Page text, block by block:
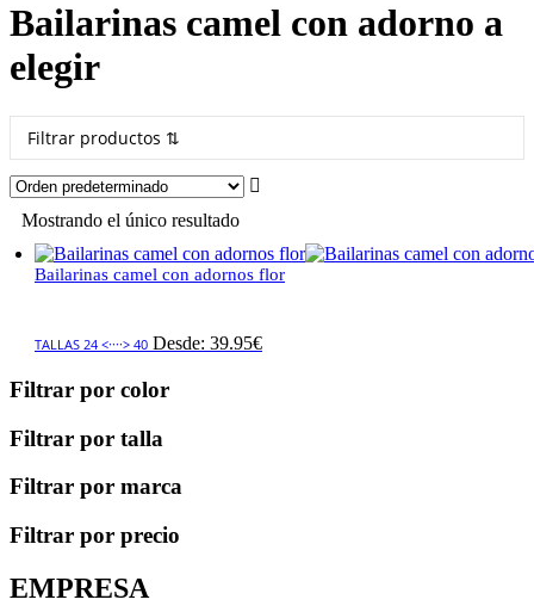
Bailarinas camel con adorno a
elegir
Filtrar productos ⇅
Mostrando el único resultado
Bailarinas camel con adornos flor
TALLAS 24 <····> 40 Desde: 39.95€
Filtrar por color
Filtrar por talla
Filtrar por marca
Filtrar por precio
EMPRESA